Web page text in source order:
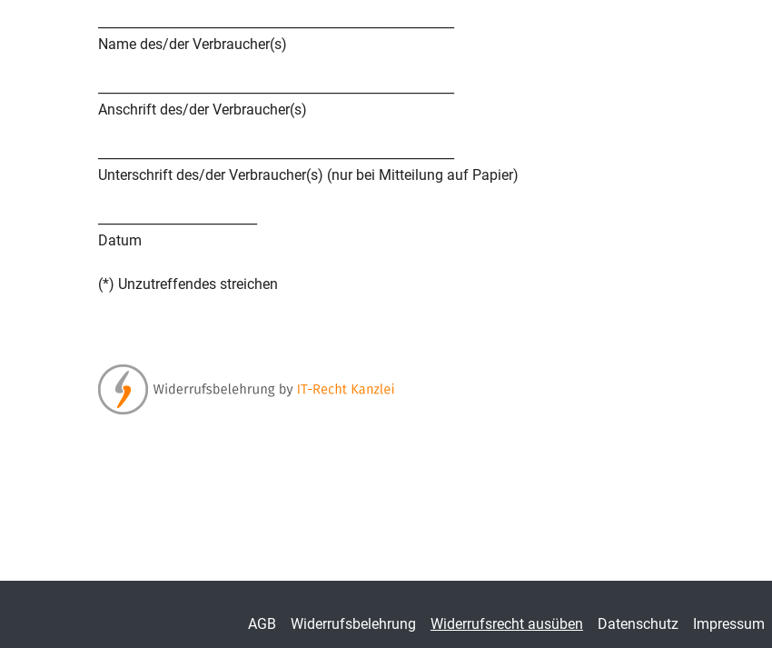
Name des/der Verbraucher(s)
Anschrift des/der Verbraucher(s)
Unterschrift des/der Verbraucher(s) (nur bei Mitteilung auf Papier)
Datum
(*) Unzutreffendes streichen
AGB Widerrufsbelehrung Widerrufsrecht ausüben Datenschutz Impressum